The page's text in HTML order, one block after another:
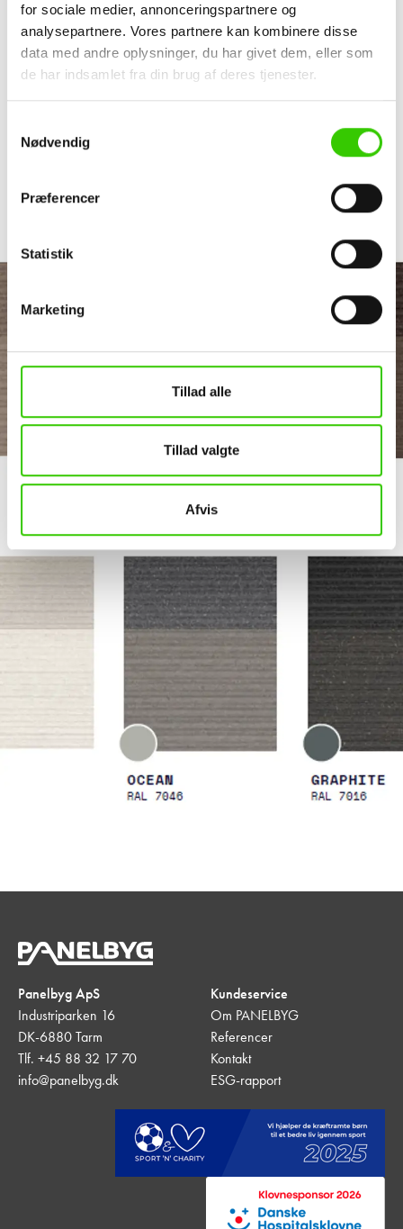
for sociale medier, annonceringspartnere og
analysepartnere. Vores partnere kan kombinere disse
data med andre oplysninger, du har givet dem, eller som
de har indsamlet fra din brug af deres tjenester.
Nødvendig
Præferencer
Statistik
Marketing
Tillad alle
Tillad valgte
Afvis
Panelbyg ApS
Industriparken 16
DK-6880 Tarm
Tlf. +45 88 32 17 70
info@panelbyg.dk
Kundeservice
Om PANELBYG
Referencer
Kontakt
ESG-rapport